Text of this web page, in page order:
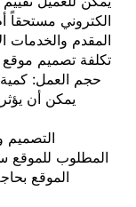
الكتروني مستحقاً
المقدم والخدمات
تكلفة تصميم موقع
يمكن أن
المطلوب للموقع
الموقع